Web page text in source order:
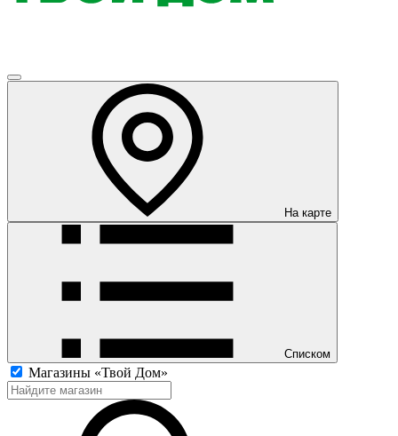
На карте
Списком
Магазины «Твой Дом»